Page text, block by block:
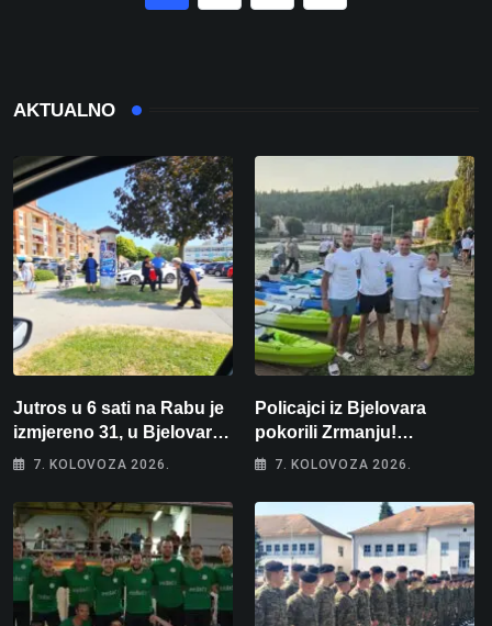
AKTUALNO
Jutros u 6 sati na Rabu je
izmjereno 31, u Bjelovaru
malo više od 25. Stiže nam
7. KOLOVOZA 2026.
Policajci iz Bjelovara
pokorili Zrmanju!
Magdalena i Tomislav
zahtjevnom Kajak kupu
POSKOK 3
7. KOLOVOZA 2026.